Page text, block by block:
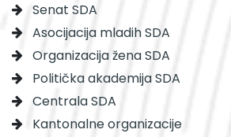
Senat SDA
Asocijacija mladih SDA
Organizacija žena SDA
Politička akademija SDA
Centrala SDA
Kantonalne organizacije